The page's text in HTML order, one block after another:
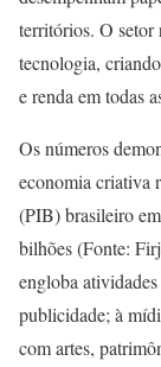
territórios. O setor
tecnologia,
e renda em todas
Os números
economia criativa
(PIB) brasileiro
bilhões (Fonte:
engloba
publicidade; à
com artes,